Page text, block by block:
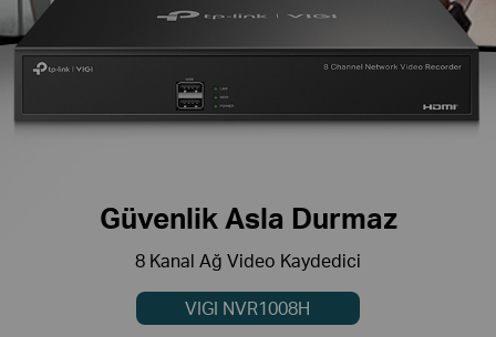
Güvenlik Asla Durmaz
VIGI NVR1008H
8 Kanal Ağ Video Kaydedici